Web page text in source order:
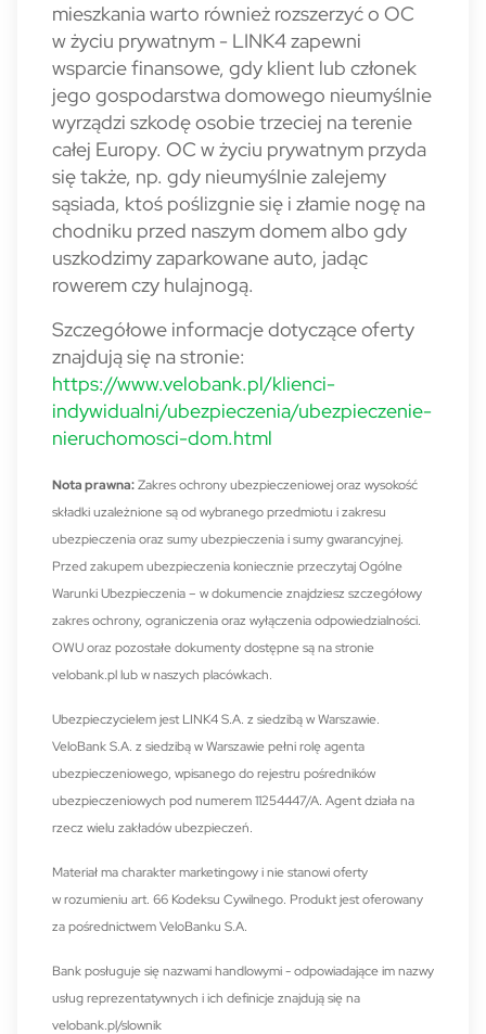
mieszkania warto również rozszerzyć o OC
w życiu prywatnym - LINK4 zapewni
wsparcie finansowe, gdy klient lub członek
jego gospodarstwa domowego nieumyślnie
wyrządzi szkodę osobie trzeciej na terenie
całej Europy. OC w życiu prywatnym przyda
się także, np. gdy nieumyślnie zalejemy
sąsiada, ktoś poślizgnie się i złamie nogę na
chodniku przed naszym domem albo gdy
uszkodzimy zaparkowane auto, jadąc
rowerem czy hulajnogą.
Szczegółowe informacje dotyczące oferty
znajdują się na stronie:
https://www.velobank.pl/klienci-
indywidualni/ubezpieczenia/ubezpieczenie-
nieruchomosci-dom.html
Nota prawna: Zakres ochrony ubezpieczeniowej oraz wysokość
składki uzależnione są od wybranego przedmiotu i zakresu
ubezpieczenia oraz sumy ubezpieczenia i sumy gwarancyjnej.
Przed zakupem ubezpieczenia koniecznie przeczytaj Ogólne
Warunki Ubezpieczenia – w dokumencie znajdziesz szczegółowy
zakres ochrony, ograniczenia oraz wyłączenia odpowiedzialności.
OWU oraz pozostałe dokumenty dostępne są na stronie
velobank.pl lub w naszych placówkach.
Ubezpieczycielem jest LINK4 S.A. z siedzibą w Warszawie.
VeloBank S.A. z siedzibą w Warszawie pełni rolę agenta
ubezpieczeniowego, wpisanego do rejestru pośredników
ubezpieczeniowych pod numerem 11254447/A. Agent działa na
rzecz wielu zakładów ubezpieczeń.
Materiał ma charakter marketingowy i nie stanowi oferty
w rozumieniu art. 66 Kodeksu Cywilnego. Produkt jest oferowany
za pośrednictwem VeloBanku S.A.
Bank posługuje się nazwami handlowymi - odpowiadające im nazwy
usług reprezentatywnych i ich definicje znajdują się na
velobank.pl/slownik